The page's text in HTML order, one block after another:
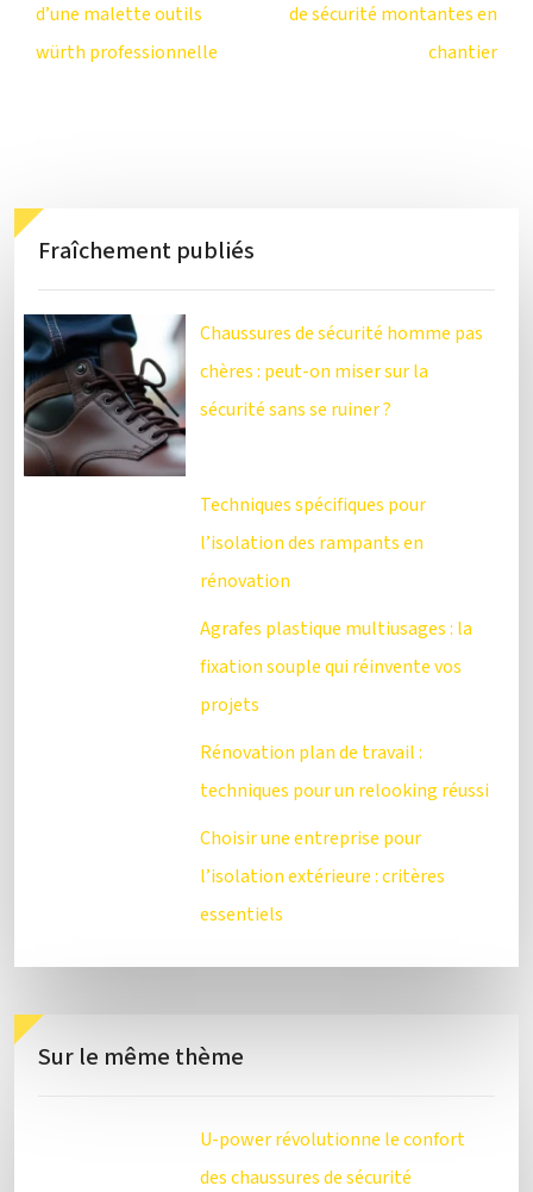
d’une malette outils
würth professionnelle
de sécurité montantes en
chantier
Fraîchement publiés
Chaussures de sécurité homme pas
chères : peut-on miser sur la
sécurité sans se ruiner ?
Techniques spécifiques pour
l’isolation des rampants en
rénovation
Agrafes plastique multiusages : la
fixation souple qui réinvente vos
projets
Rénovation plan de travail :
techniques pour un relooking réussi
Choisir une entreprise pour
l’isolation extérieure : critères
essentiels
Sur le même thème
U-power révolutionne le confort
des chaussures de sécurité